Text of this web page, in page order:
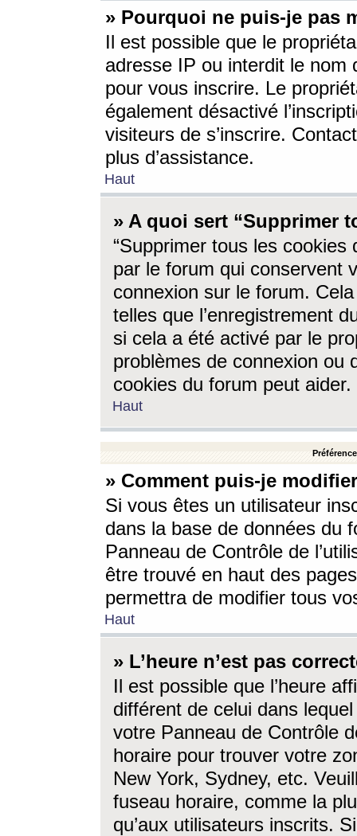
» Pourquoi ne puis-je pas
Il est possible que le
adresse IP ou interdit le nom
pour vous inscrire. Le
également désactivé
visiteurs de s’inscrire.
plus d’assistance.
Haut
» A quoi sert “Supprimer
“Supprimer tous les cookies
par le forum qui conservent
connexion sur le forum.
telles que l’enregistrement
si cela a été activé par le
problèmes de connexion ou
cookies du forum peut aider.
Haut
» Comment puis-je
Si vous êtes un utilisateur
dans la base de données du
Panneau de Contrôle de
être trouvé en haut des
permettra de modifier tous
Haut
» L’heure n’est pas
Il est possible que l’heure
différent de celui dans
votre Panneau de Contrôle
horaire pour trouver votre
New York, Sydney, etc.
fuseau horaire, comme la
qu’aux utilisateurs inscrits.